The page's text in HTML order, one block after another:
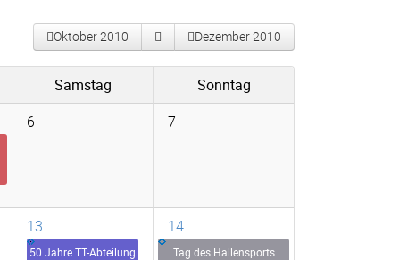
Oktober 2010 Dezember 2010
Samstag
Sonntag
6 7
13
50 Jahre TT-Abteilung
14
Tag des Hallensports